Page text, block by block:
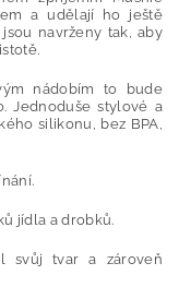
a udělají ho ještě
navrženy tak, aby
nádobím to bude
Jednoduše stylové a
silikonu, bez BPA,
jídla a drobků.
svůj tvar a zároveň